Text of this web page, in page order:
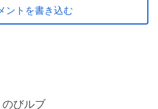
ントを書き込む
のびルブ